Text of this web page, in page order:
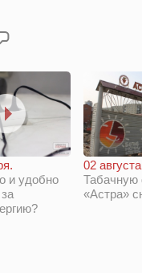
и удобно
02
Табачную
«Астра»